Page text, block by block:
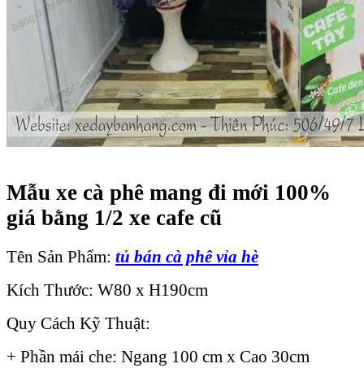
Mẫu xe cà phê mang đi mới 100%
giá bằng 1/2 xe cafe cũ
Tên Sản Phẩm: tủ bán cà phê vỉa hè
Kích Thước: W80 x H190cm
Quy Cách Kỹ Thuật:
+ Phần mái che: Ngang 100 cm x Cao 30cm